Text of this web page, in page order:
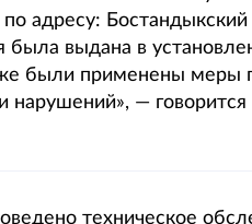
адресу: Бостандыкский
выдана в
были применены меры
— говорится
техническое